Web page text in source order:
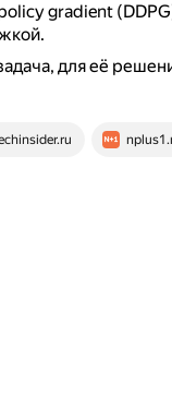
gradient
для её